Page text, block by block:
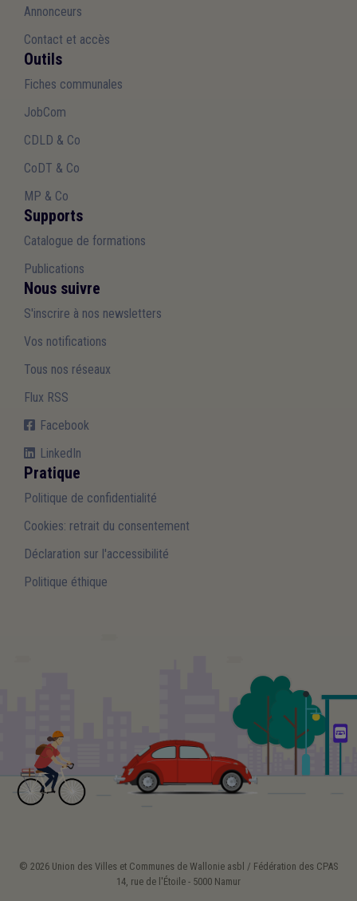
Annonceurs
Contact et accès
Outils
Fiches communales
JobCom
CDLD & Co
CoDT & Co
MP & Co
Supports
Catalogue de formations
Publications
Nous suivre
S'inscrire à nos newsletters
Vos notifications
Tous nos réseaux
Flux RSS
Facebook
LinkedIn
Pratique
Politique de confidentialité
Cookies: retrait du consentement
Déclaration sur l'accessibilité
Politique éthique
© 2026 Union des Villes et Communes de Wallonie asbl / Fédération des CPAS
14, rue de l'Étoile - 5000 Namur